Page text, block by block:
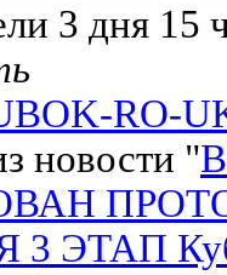
3 дня 15
RO-
новости "
ЭТАП